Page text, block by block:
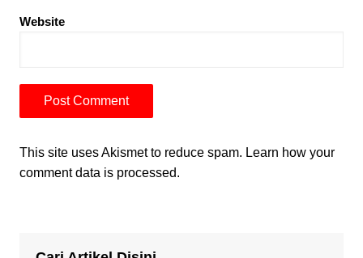
Website
This site uses Akismet to reduce spam. Learn how your
comment data is processed.